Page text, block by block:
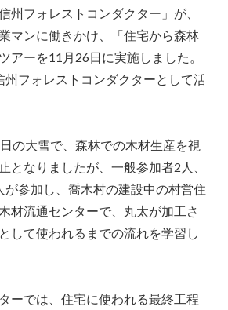
州フォレストコンダクター」が、
マンに働きかけ、「住宅から森林
アーを11月26日に実施しました。
州フォレストコンダクターとして活
の大雪で、森林での木材生産を視
となりましたが、一般参加者2人、
が参加し、喬木村の建設中の村営住
材流通センターで、丸太が加工さ
して使われるまでの流れを学習し
ーでは、住宅に使われる最終工程